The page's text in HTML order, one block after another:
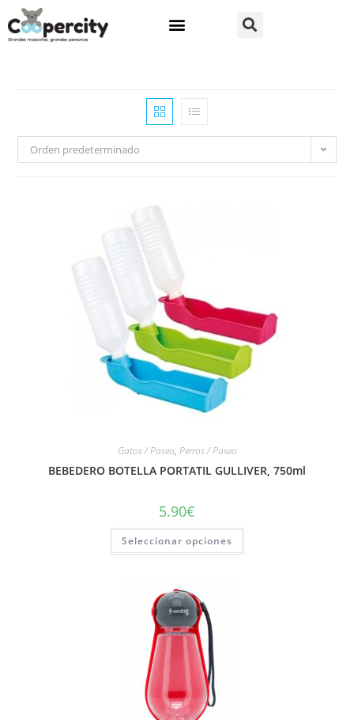
Orden predeterminado
Gatos / Paseo, Perros / Paseo
BEBEDERO BOTELLA PORTATIL GULLIVER, 750ml
5.90€
Seleccionar opciones